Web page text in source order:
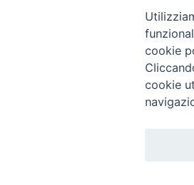
Copyright © 2019 - Tutti i
cookie
cookie